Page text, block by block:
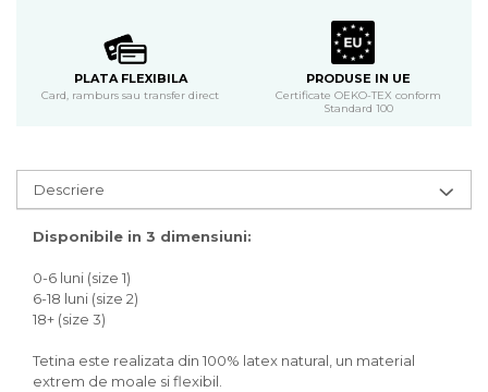
PLATA FLEXIBILA
Card, ramburs sau transfer direct
PRODUSE IN UE
Certificate OEKO-TEX conform
Standard 100
Descriere
Disponibile in 3 dimensiuni:
0-6 luni (size 1)
6-18 luni (size 2)
18+ (size 3)
Tetina este realizata din 100% latex natural, un material
extrem de moale si flexibil.